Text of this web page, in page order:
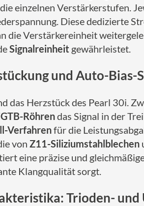
einzelnen Verstärkerstufen.
Diese dedizierte
die Verstärkereinheit
Signalreinheit gewährleistet.
und Auto-Bias-
das Herzstück des Pearl 30i.
Röhrendas Signal in der
Verfahrenfür die
von Z11-Siliziumstahlblechen
eine präzise und
Klangqualität sorgt.
Trioden-